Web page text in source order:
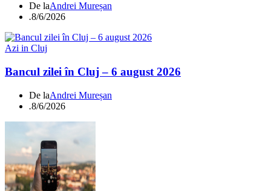
De laAndrei Mureșan
.8/6/2026
Azi in Cluj
Bancul zilei în Cluj – 6 august 2026
De laAndrei Mureșan
.8/6/2026